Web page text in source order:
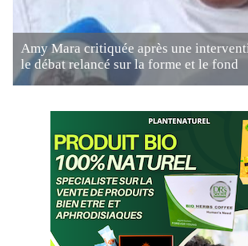
Amy Mara critiquée après une
le débat relancé sur la forme et le fond